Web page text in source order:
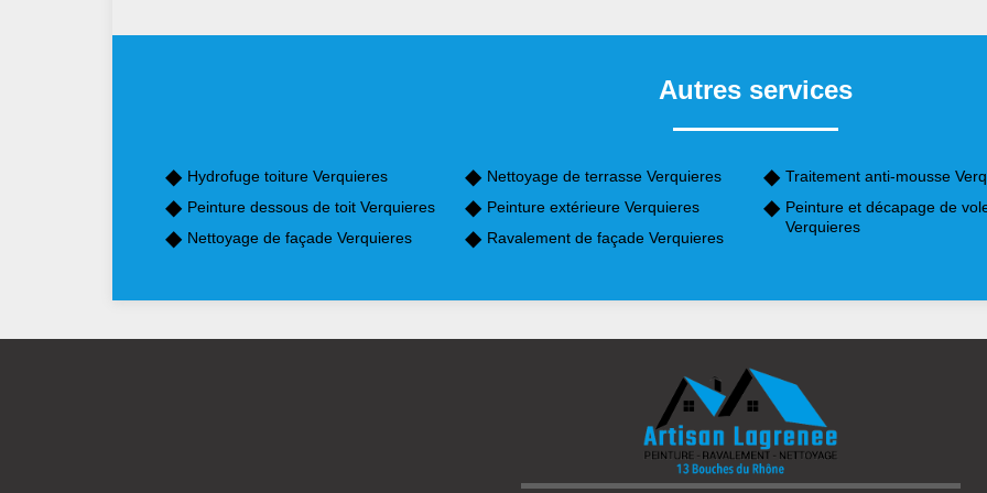
Autres services
Hydrofuge toiture Verquieres
Peinture dessous de toit Verquieres
Nettoyage de façade Verquieres
Nettoyage de terrasse Verquieres
Peinture extérieure Verquieres
Ravalement de façade Verquieres
Traitement anti-mousse
Peinture et décapage de
Verquieres